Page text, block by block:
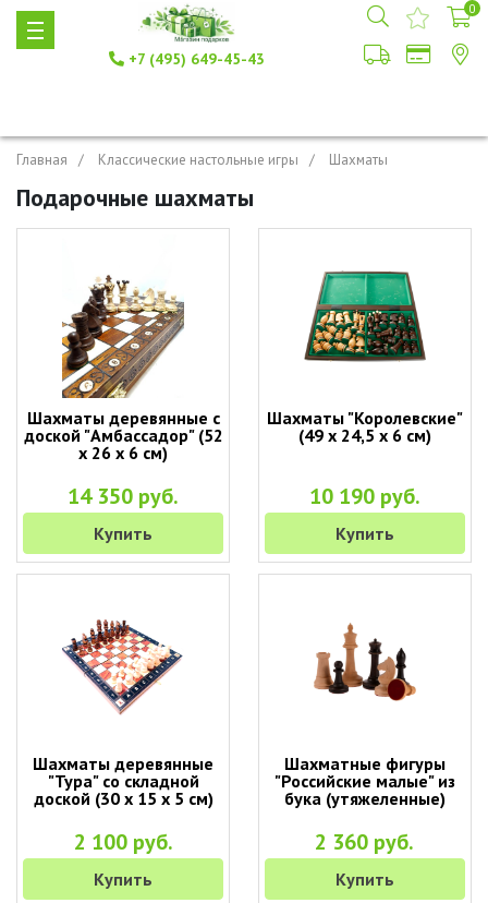
+7 (495) 649-45-43
0
Главная Классические настольные игры Шахматы
Подарочные шахматы
Шахматы деревянные с
доской "Амбассадор" (52
х 26 х 6 см)
14 350 руб.
Купить
Шахматы "Королевские"
(49 х 24,5 х 6 см)
10 190 руб.
Купить
Шахматы деревянные
"Тура" со складной
доской (30 х 15 х 5 см)
2 100 руб.
Купить
Шахматные фигуры
"Российские малые" из
бука (утяжеленные)
2 360 руб.
Купить